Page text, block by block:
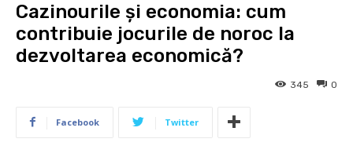
Cazinourile și economia: cum
contribuie jocurile de noroc la
dezvoltarea economică?
0
345
Facebook Twitter